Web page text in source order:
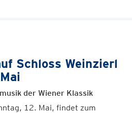
Schloss Weinzierl
der Wiener Klassik
12. Mai, findet zum